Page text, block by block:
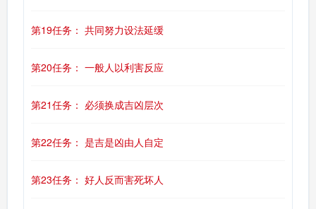
第19任务： 共同努力设法延缓
第20任务： 一般人以利害反应
第21任务： 必须换成吉凶层次
第22任务： 是吉是凶由人自定
第23任务： 好人反而害死坏人